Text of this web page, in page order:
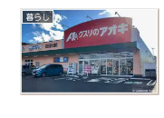
暮らし